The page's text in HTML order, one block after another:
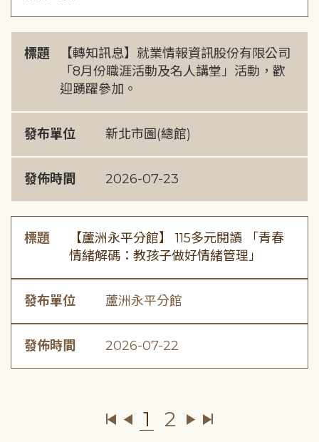
標題
【轉知訊息】就業情報資訊股份有限公司
「8月份職涯活動及名人講堂」活動，歡
迎踴躍參加。
發布單位 新北市圖(總館)
發佈時間 2026-07-23
標題
【蘆洲永平分館】 115多元閱讀 「青春
情緒解碼：教孩子做好情緒管理」
發布單位 蘆洲永平分館
發佈時間 2026-07-22
1 2